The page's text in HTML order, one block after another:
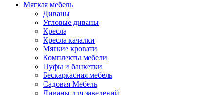
Мягкая мебель
Диваны
Угловые диваны
Кресла
Кресла качалки
Мягкие кровати
Комплекты мебели
Пуфы и банкетки
Бескаркасная мебель
Садовая Мебель
Диваны для заведений